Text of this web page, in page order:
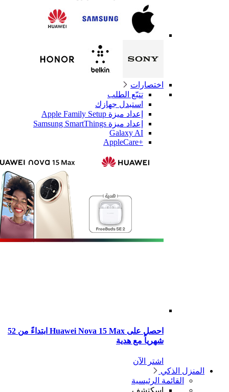
اختصارات
تتبّع الطلب
استبدل جهازك
إعداد ميزة Apple Family Setup
إعداد ميزة Samsung SmartThings
Galaxy AI
احصل على Huawei Nova 15 Max ابتداءً من 52
شهرياً مع هدية
الذكي
القائمة الرئيسية
اسكتشف